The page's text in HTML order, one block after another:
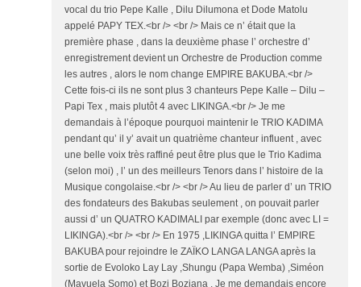
vocal du trio Pepe Kalle , Dilu Dilumona et Dode Matolu
appelé PAPY TEX.<br /> <br /> Mais ce n’ était que la
première phase , dans la deuxième phase l’ orchestre d’
enregistrement devient un Orchestre de Production comme
les autres , alors le nom change EMPIRE BAKUBA.<br />
Cette fois-ci ils ne sont plus 3 chanteurs Pepe Kalle – Dilu –
Papi Tex , mais plutôt 4 avec LIKINGA.<br /> Je me
demandais à l’époque pourquoi maintenir le TRIO KADIMA
pendant qu’ il y’ avait un quatrième chanteur influent , avec
une belle voix très raffiné peut être plus que le Trio Kadima
(selon moi) , l’ un des meilleurs Tenors dans l’ histoire de la
Musique congolaise.<br /> <br /> Au lieu de parler d’ un TRIO
des fondateurs des Bakubas seulement , on pouvait parler
aussi d’ un QUATRO KADIMALI par exemple (donc avec LI =
LIKINGA).<br /> <br /> En 1975 ,LIKINGA quitta l’ EMPIRE
BAKUBA pour rejoindre le ZAÏKO LANGA LANGA après la
sortie de Evoloko Lay Lay ,Shungu (Papa Wemba) ,Siméon
(Mavuela Somo) et Bozi Boziana . Je me demandais encore